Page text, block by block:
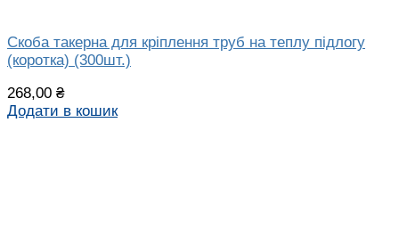
Скоба такерна для кріплення труб на теплу підлогу
(коротка) (300шт.)
268,00 ₴
Додати в кошик